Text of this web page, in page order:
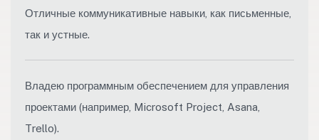
Отличные коммуникативные навыки, как письменные,
так и устные.
Владею программным обеспечением для управления
проектами (например, Microsoft Project, Asana,
Trello).